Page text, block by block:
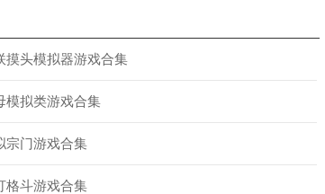
摸头模拟器游戏合集
模拟类游戏合集
宗门游戏合集
格斗游戏合集